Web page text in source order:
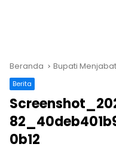
Beranda Bupati
Berita
0b12